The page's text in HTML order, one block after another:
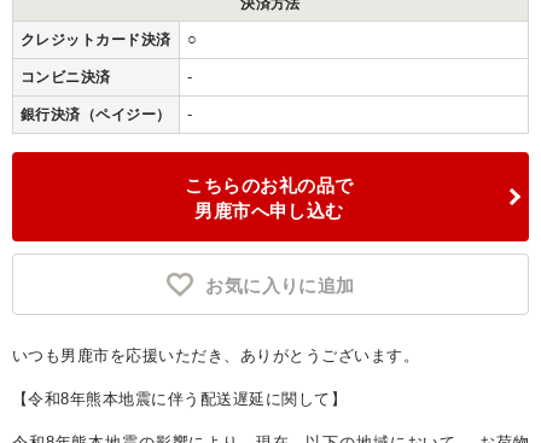
決済方法
クレジットカード決済 ○
コンビニ決済 -
銀行決済（ペイジー） -
こちらのお礼の品で
男鹿市へ申し込む
お気に入りに追加
いつも男鹿市を応援いただき、ありがとうございます。
【令和8年熊本地震に伴う配送遅延に関して】